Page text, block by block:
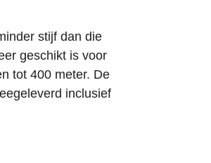
stijf dan die
geschikt is voor
tot 400 meter. De
inclusief